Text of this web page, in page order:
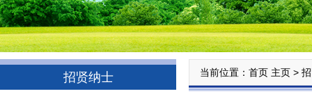
招贤纳士 当前位置：首页 主页 >